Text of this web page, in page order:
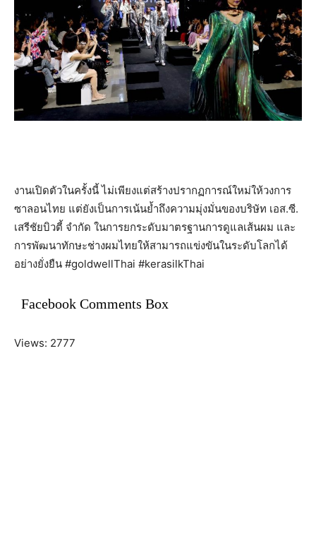
งานเปิดตัวในครั้งนี้ ไม่เพียงแต่สร้างปรากฏการณ์ใหม่ให้วงการ
ซาลอนไทย แต่ยังเป็นการเน้นย้ำถึงความมุ่งมั่นของบริษัท เอส.ซี.
เสรีชัยบิวตี้ จำกัด ในการยกระดับมาตรฐานการดูแลเส้นผม และ
การพัฒนาทักษะช่างผมไทยให้สามารถแข่งขันในระดับโลกได้
อย่างยั่งยืน #goldwellThai #kerasilkThai
Facebook Comments Box
Views: 2777